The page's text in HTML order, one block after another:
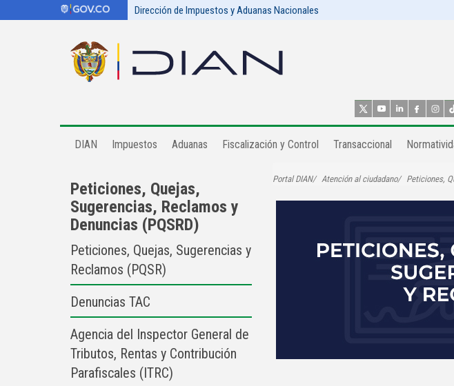
Dirección de Impuestos y Aduanas Nacionales
DIAN Impuestos Aduanas Fiscalización y Control​ Transaccional
Peticiones, Quejas,
Sugerencias, Reclamos y
Denuncias (PQSRD)
Peticiones, Quejas, Sugerencias y
Reclamos (PQSR)
Denuncias TAC
Agencia del Inspector General de
Tributos, Rentas y Contribución
Parafiscales (ITRC)
Portal DIAN Atención al ciudadano Peticiones,